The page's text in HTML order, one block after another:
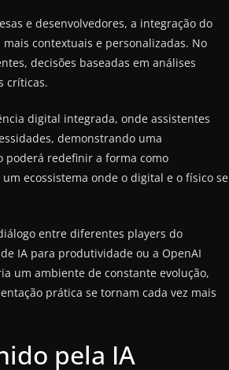
e desenvolvedores, a integração do
contextuais e personalizadas. No
decisões baseadas em análises
críticas.
digital integrada, onde assistentes
demonstrando uma
poderá redefinir a forma como
ecossistema onde o digital e o físico se
entre diferentes players do
IA para produtividade ou a OpenAI
um ambiente de constante evolução,
prática se tornam cada vez mais
pela IA